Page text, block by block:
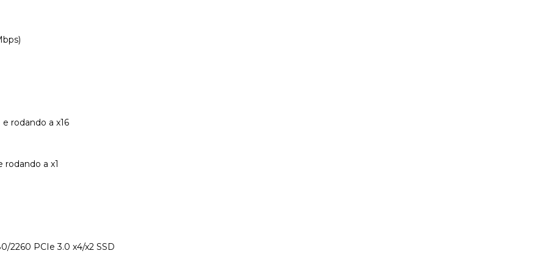
rodando a x16
rodando a x1
2260 PCIe 3.0 x4/x2 SSD